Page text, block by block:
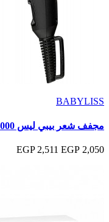
BABYLISS
مجفف شعر بيبي ليس 2000 واط 6704
2,050 EGP
2,511 EGP